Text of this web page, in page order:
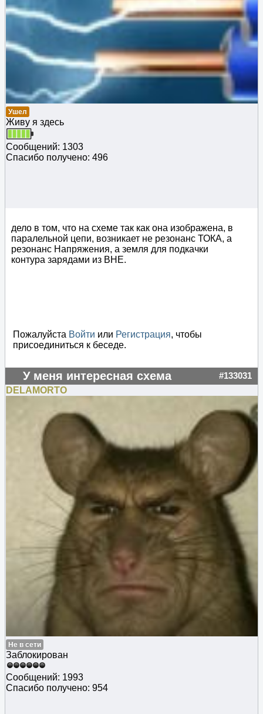
Ушел
Живу я здесь
Сообщений: 1303
Спасибо получено: 496
дело в том, что на схеме так как она изображена, в
паралельной цепи, возникает не резонанс ТОКА, а
резонанс Напряжения, а земля для подкачки
контура зарядами из ВНЕ.
Пожалуйста Войти или Регистрация, чтобы
присоединиться к беседе.
У меня интересная схема #133031
DELAMORTO
Не в сети
Заблокирован
Сообщений: 1993
Спасибо получено: 954